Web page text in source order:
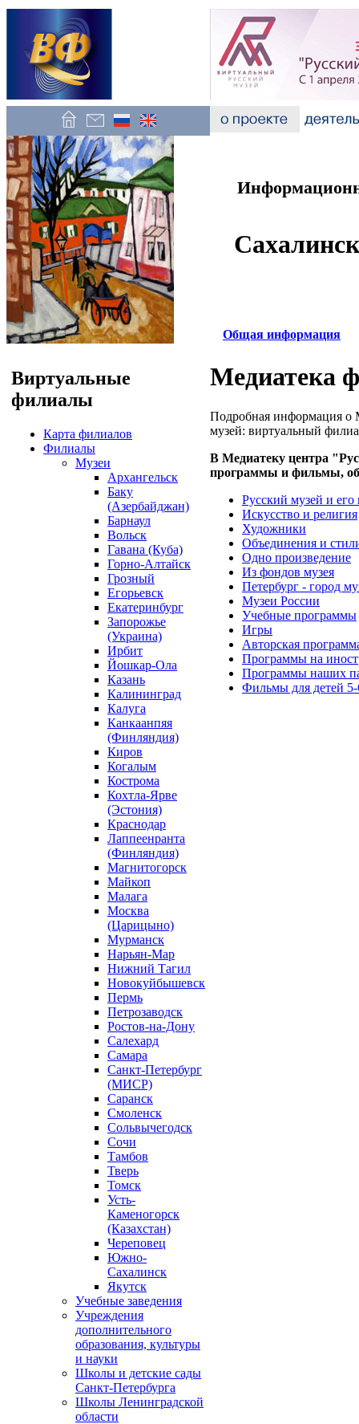
Виртуальные
филиалы
Карта филиалов
Филиалы
Музеи
Архангельск
Баку
(Азербайджан)
Барнаул
Вольск
Гавана (Куба)
Горно-Алтайск
Грозный
Егорьевск
Екатеринбург
Запорожье
(Украина)
Ирбит
Йошкар-Ола
Казань
Калининград
Калуга
Канкаанпяя
(Финляндия)
Киров
Когалым
Кострома
Кохтла-Ярве
(Эстония)
Краснодар
Лаппеенранта
(Финляндия)
Магнитогорск
Майкоп
Малага
Москва
(Царицыно)
Мурманск
Нарьян-Мар
Нижний Тагил
Новокуйбышевск
Пермь
Петрозаводск
Ростов-на-Дону
Салехард
Самара
Санкт-Петербург
(МИСР)
Саранск
Смоленск
Сольвычегодск
Сочи
Тамбов
Тверь
Томск
Усть-
Каменогорск
(Казахстан)
Череповец
Южно-
Сахалинск
Якутск
Учебные заведения
Учреждения
дополнительного
образования, культуры
и науки
Школы и детские сады
Санкт-Петербурга
Школы Ленинградской
области
Общая информация
Медиатека
Подробная информация о
музей: виртуальный
В Медиатеку центра
программы и фильмы,
Русский музей и его
Искусство и религия
Художники
Объединения и
Одно произведение
Из фондов музея
Петербург - город
Музеи России
Учебные программы
Игры
Авторская
Программы на
Программы наших
Фильмы для детей 5-